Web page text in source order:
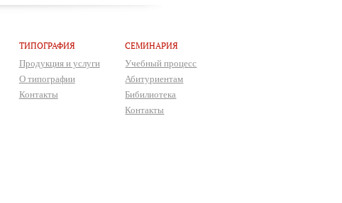
ТИПОГРАФИЯ
Продукция и услуги
О типографии
Контакты
СЕМИНАРИЯ
Учебный процесс
Абитуриентам
Бибилиотека
Контакты